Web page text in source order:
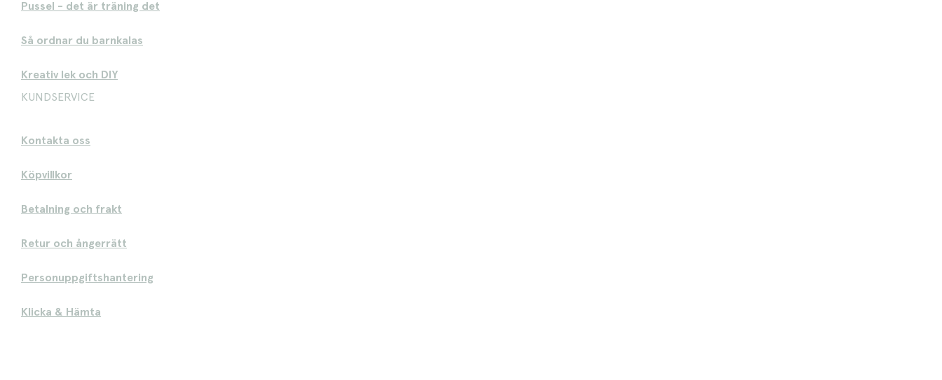
Pussel - det är träning det
Så ordnar du barnkalas
Kreativ lek och DIY
KUNDSERVICE
Kontakta oss
Köpvillkor
Betalning och frakt
Retur och ångerrätt
Personuppgiftshantering
Klicka & Hämta